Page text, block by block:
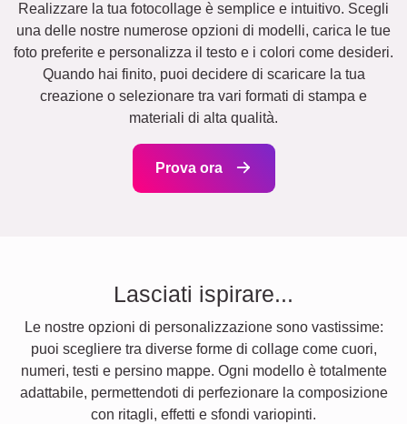
Realizzare la tua fotocollage è semplice e intuitivo. Scegli
una delle nostre numerose opzioni di modelli, carica le tue
foto preferite e personalizza il testo e i colori come desideri.
Quando hai finito, puoi decidere di scaricare la tua
creazione o selezionare tra vari formati di stampa e
materiali di alta qualità.
Prova ora
Lasciati ispirare...
Le nostre opzioni di personalizzazione sono vastissime:
puoi scegliere tra diverse forme di collage come cuori,
numeri, testi e persino mappe. Ogni modello è totalmente
adattabile, permettendoti di perfezionare la composizione
con ritagli, effetti e sfondi variopinti.